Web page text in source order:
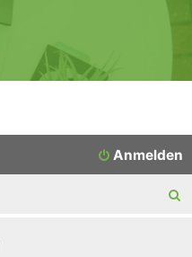
Anmelden